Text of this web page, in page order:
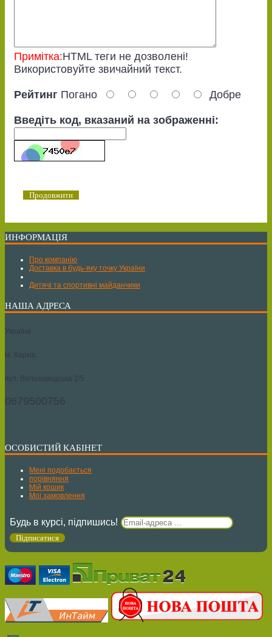
Примітка:HTML теги не дозволені!
Використовуйте звичайний текст.
Рейтинг Погано Добре
Введіть код, вказаний на зображенні:
Продовжити
ИНФОРМАЦІЯ
Про компанію
Доставка в будь-яку точку України
Дитячі та спортивні майданчики
НАША АДРЕСА
Україна
м. Харків,
вул. Велозаводська 2/5
0679500756
ОСОБИСТИЙ КАБІНЕТ
Мені подобається
порівняння
Мій кошик
Мої замовлення
Будь в курсі, підпишись!
Підписатися